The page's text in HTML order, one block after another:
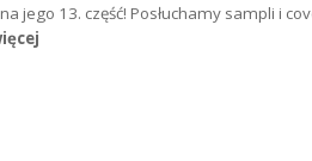
jego 13. część! Posłuchamy sampli i